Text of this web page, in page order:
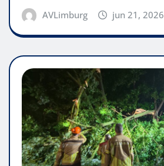
AVLimburg jun 21, 2026